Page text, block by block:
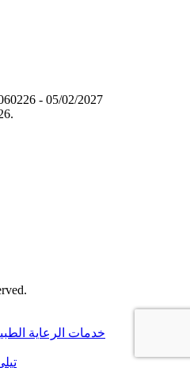
- 05/02/2027
خدمات الرعاية